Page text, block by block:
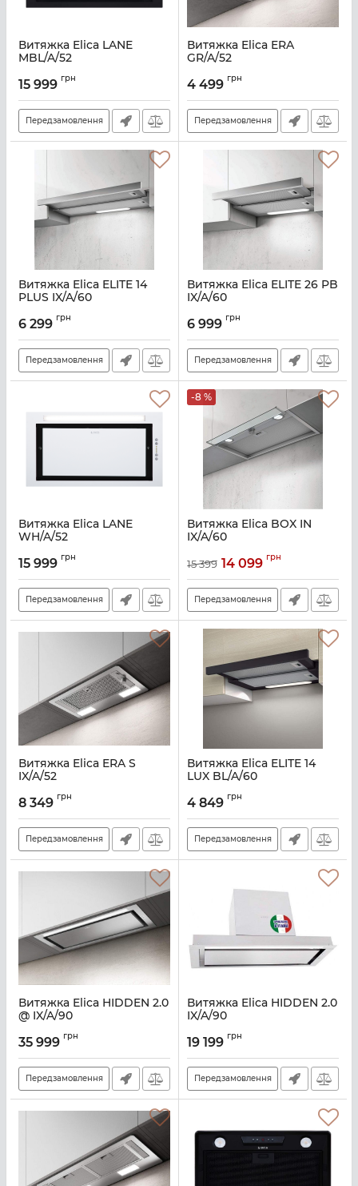
Витяжка Elica LANE
MBL/A/52
15 999 грн
Передзамовлення
Витяжка Elica ERA
GR/A/52
4 499 грн
Передзамовлення
Витяжка Elica ELITE 14
PLUS IX/A/60
6 299 грн
Передзамовлення
Витяжка Elica ELITE 26 PB
IX/A/60
6 999 грн
Передзамовлення
Витяжка Elica LANE
WH/A/52
15 999 грн
Передзамовлення
-8 %
Витяжка Elica BOX IN
IX/A/60
15 399 14 099 грн
Передзамовлення
Витяжка Elica ERA S
IX/A/52
8 349 грн
Передзамовлення
Витяжка Elica ELITE 14
LUX BL/A/60
4 849 грн
Передзамовлення
Витяжка Elica HIDDEN 2.0
@ IX/A/90
35 999 грн
Передзамовлення
Витяжка Elica HIDDEN 2.0
IX/A/90
19 199 грн
Передзамовлення